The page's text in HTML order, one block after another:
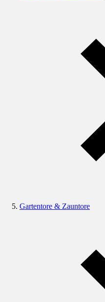
Gartentore & Zauntore